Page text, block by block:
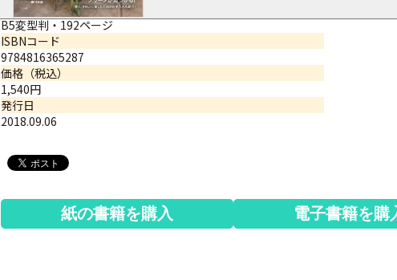
サイズ・ページ数
B5変型判・192ページ
ISBNコード
9784816365287
価格（税込）
1,540円
発行日
2018.09.06
紙の書籍を購入 電子書籍を購